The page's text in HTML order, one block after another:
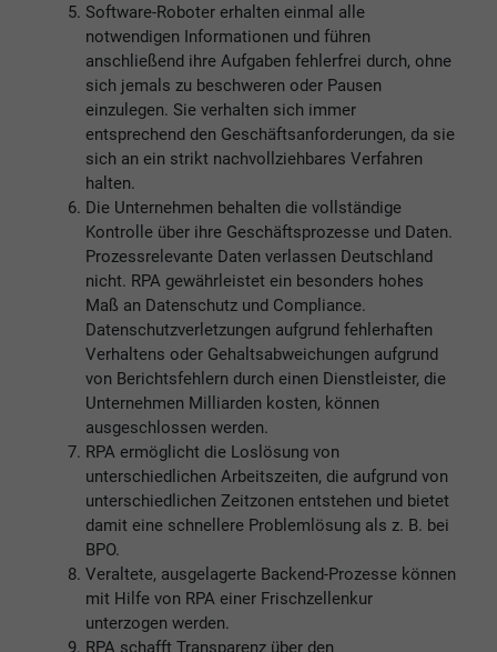
Software-Roboter erhalten einmal alle
notwendigen Informationen und führen
anschließend ihre Aufgaben fehlerfrei durch, ohne
sich jemals zu beschweren oder Pausen
einzulegen. Sie verhalten sich immer
entsprechend den Geschäftsanforderungen, da sie
sich an ein strikt nachvollziehbares Verfahren
halten.
Die Unternehmen behalten die vollständige
Kontrolle über ihre Geschäftsprozesse und Daten.
Prozessrelevante Daten verlassen Deutschland
nicht. RPA gewährleistet ein besonders hohes
Maß an Datenschutz und Compliance.
Datenschutzverletzungen aufgrund fehlerhaften
Verhaltens oder Gehaltsabweichungen aufgrund
von Berichtsfehlern durch einen Dienstleister, die
Unternehmen Milliarden kosten, können
ausgeschlossen werden.
RPA ermöglicht die Loslösung von
unterschiedlichen Arbeitszeiten, die aufgrund von
unterschiedlichen Zeitzonen entstehen und bietet
damit eine schnellere Problemlösung als z. B. bei
BPO.
Veraltete, ausgelagerte Backend-Prozesse können
mit Hilfe von RPA einer Frischzellenkur
unterzogen werden.
RPA schafft Transparenz über den